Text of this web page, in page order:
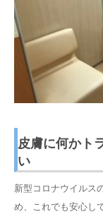
皮膚に何かト
い
新型コロナウイルス
め、これでも安心し